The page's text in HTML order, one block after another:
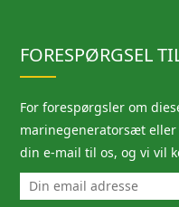
FORESPØRGSEL
For forespørgsler om
marinegeneratorsæt
din e-mail til os, og vi vil